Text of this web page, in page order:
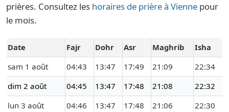
prières. Consultez les horaires de prière à Vienne pour
le mois.
Date Fajr Dohr Asr Maghrib
Isha
sam 1 août
04:43 13:47 17:49 21:09
22:34
dim 2 août
04:45 13:47 17:48 21:08
22:32
lun 3 août
04:46 13:47 17:48 21:06 22:30